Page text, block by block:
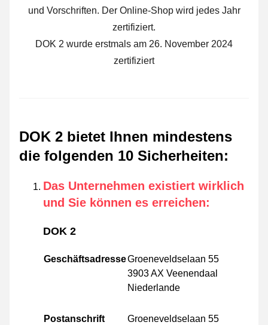
und Vorschriften. Der Online-Shop wird jedes Jahr
zertifiziert.
DOK 2 wurde erstmals am 26. November 2024
zertifiziert
DOK 2 bietet Ihnen mindestens
die folgenden 10 Sicherheiten:
Das Unternehmen existiert wirklich
und Sie können es erreichen:
DOK 2
GeschäftsadresseGroeneveldselaan 55
3903 AX Veenendaal
Niederlande
Postanschrift
Groeneveldselaan 55